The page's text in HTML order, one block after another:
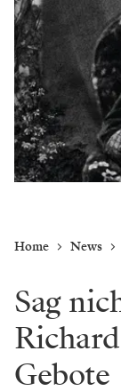
Home News
Sag
Gebote